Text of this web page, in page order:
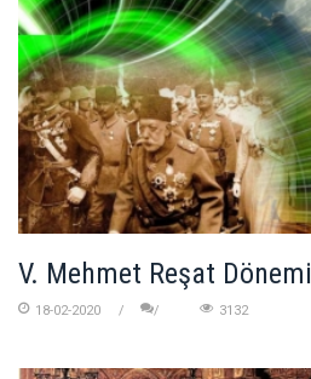
V. Mehmet Reşat Dönemi
18-02-2020 3132